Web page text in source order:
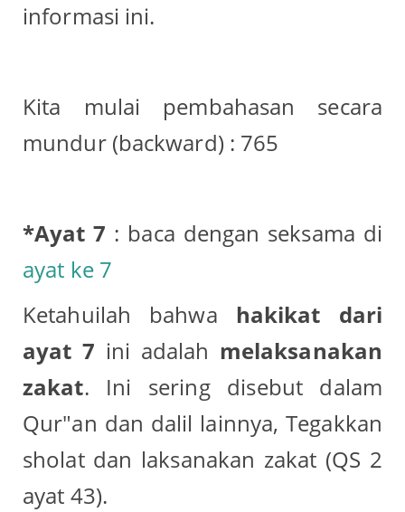
informasi ini.
Kita mulai pembahasan secara
mundur (backward) : 765
*Ayat 7 : baca dengan seksama di
ayat ke 7
Ketahuilah bahwa hakikat dari
ayat 7 ini adalah melaksanakan
zakat. Ini sering disebut dalam
Qur"an dan dalil lainnya, Tegakkan
sholat dan laksanakan zakat (QS 2
ayat 43).